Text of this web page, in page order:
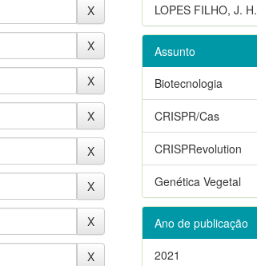
LOPES FILHO, J. H.
Assunto
Biotecnologia
CRISPR/Cas
CRISPRevolution
Genética Vegetal
Ano de publicação
2021